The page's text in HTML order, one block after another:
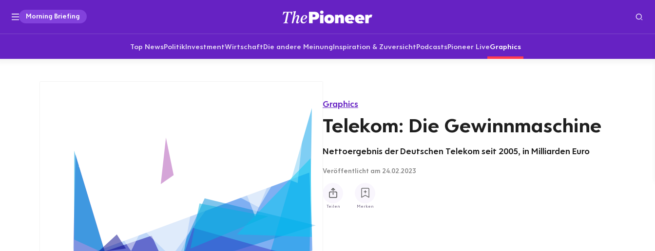
Morning Briefing
Top NewsPolitikInvestmentWirtschaftDie andere MeinungInspiration & ZuversichtPodcastsPioneer LiveGraphics
Graphics
Telekom: Die Gewinnmaschine
Nettoergebnis der Deutschen Telekom seit 2005, in Milliarden Euro
Veröffentlicht am 24.02.2023
Teilen Merken